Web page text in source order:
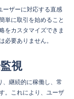
ザーに対応する直感
単に取引を始めること
をカスタマイズできま
必要ありません。
視
継続的に稼働し、常
。これにより、ユーザ